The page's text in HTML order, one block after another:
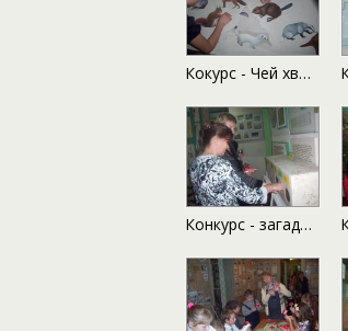
Кокурс - Чей хвост
Конкурс - загадки на ощупь